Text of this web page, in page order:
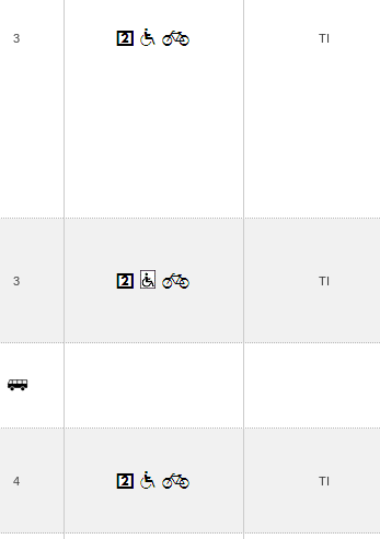
3 TI
3 TI
4 TI